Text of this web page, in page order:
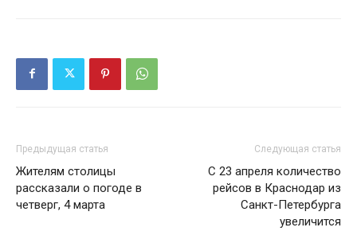
Предыдущая статья
Жителям столицы
рассказали о погоде в
четверг, 4 марта
Следующая статья
С 23 апреля количество
рейсов в Краснодар из
Санкт-Петербурга
увеличится